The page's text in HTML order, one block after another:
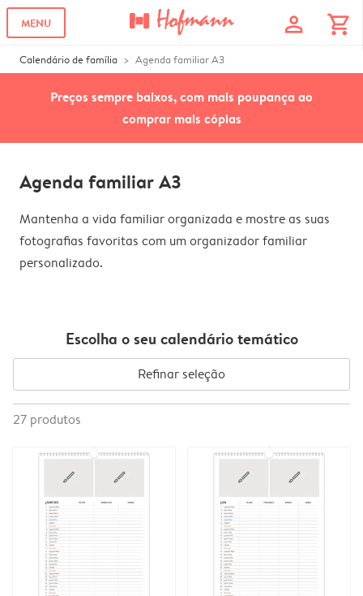
MENU profile shopping_cart
Calendário de família Agenda familiar A3
Preços sempre baixos, com mais poupança ao
comprar mais cópias
Agenda familiar A3
Mantenha a vida familiar organizada e mostre as suas
fotografias favoritas com um organizador familiar
personalizado.
Escolha o seu calendário temático
Refinar seleção
27 produtos